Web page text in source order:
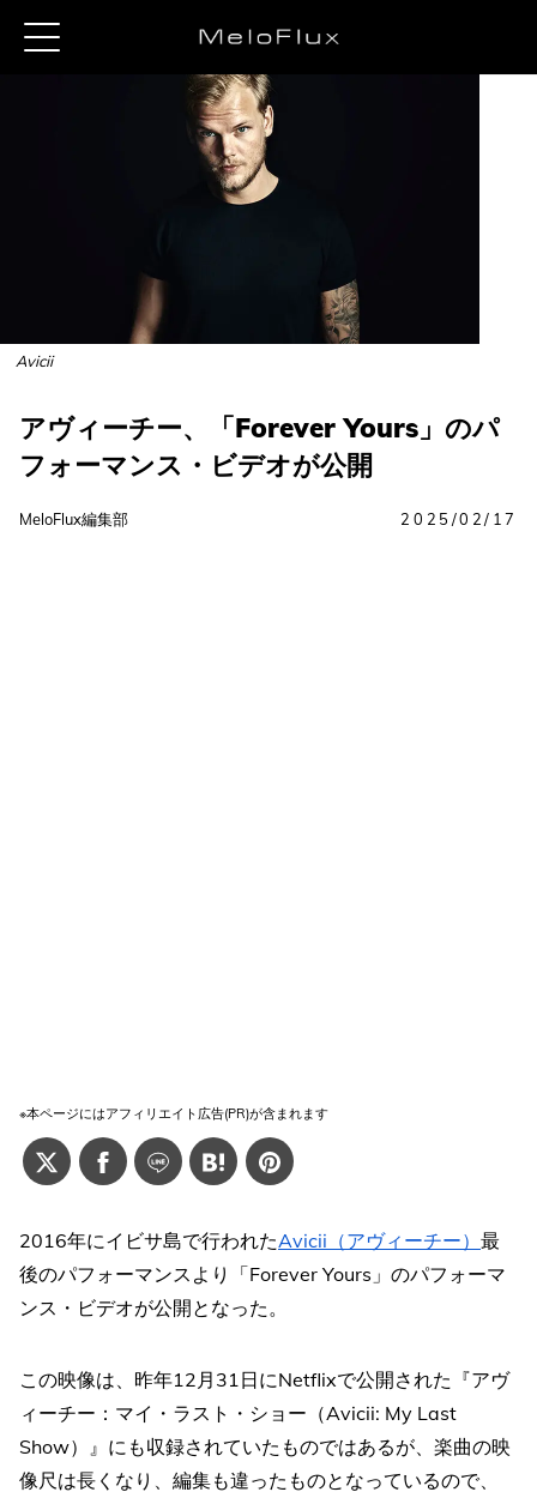
Avicii
アヴィーチー、「Forever Yours」のパ
フォーマンス・ビデオが公開
MeloFlux編集部 2025/02/17
※本ページにはアフィリエイト広告(PR)が含まれます
2016年にイビサ島で行われたAvicii（アヴィーチー） 最
後のパフォーマンスより「Forever Yours」のパフォーマ
ンス・ビデオが公開となった。
この映像は、昨年12月31日にNetflixで公開された『アヴ
ィーチー：マイ・ラスト・ショー（Avicii: My Last
Show）』にも収録されていたものではあるが、楽曲の映
像尺は長くなり、編集も違ったものとなっているので、